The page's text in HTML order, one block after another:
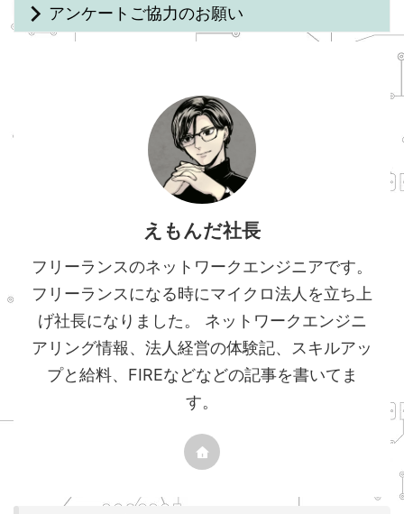
アンケートご協力のお願い
えもんだ社長
フリーランスのネットワークエンジニアです。
フリーランスになる時にマイクロ法人を立ち上
げ社長になりました。 ネットワークエンジニ
アリング情報、法人経営の体験記、スキルアッ
プと給料、FIREなどなどの記事を書いてま
す。